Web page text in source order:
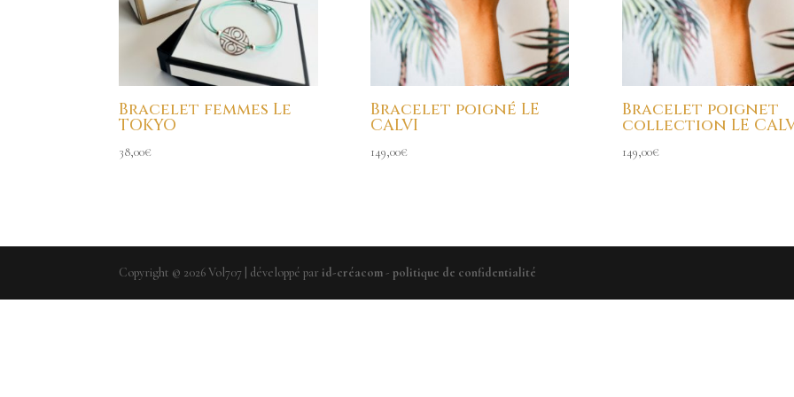
Bracelet femmes Le
TOKYO
38,00€
Bracelet poigné LE
CALVI
149,00€
Bracelet poignet
collection LE
149,00€
Copyright © 2026Vol707 | développé par id-créacom- politique de confidentialité